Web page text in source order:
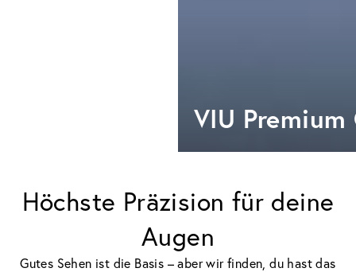
VIU Premium
Höchste Präzision für deine
Augen
Gutes Sehen ist die Basis – aber wir finden, du hast das